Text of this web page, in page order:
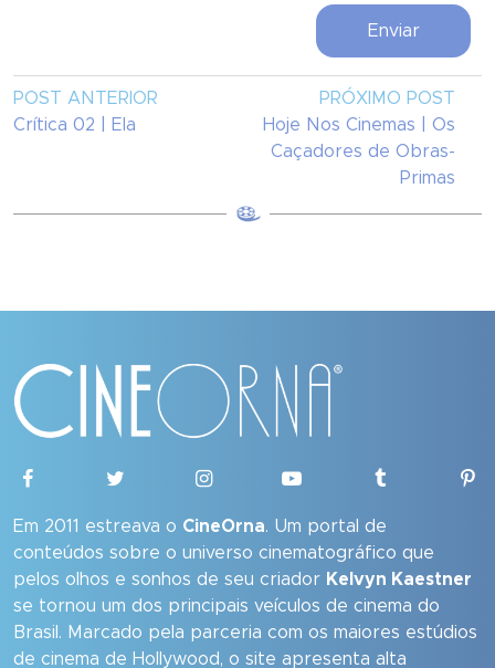
POST ANTERIOR
Crítica 02 | Ela
PRÓXIMO POST
Hoje Nos Cinemas | Os
Caçadores de Obras-
Primas
Em 2011 estreava o CineOrna. Um portal de
conteúdos sobre o universo cinematográfico que
pelos olhos e sonhos de seu criador Kelvyn Kaestner
se tornou um dos principais veículos de cinema do
Brasil. Marcado pela parceria com os maiores estúdios
de cinema de Hollywood, o site apresenta alta